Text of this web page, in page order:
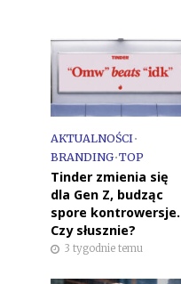
AKTUALNOŚCI•
BRANDING•TOP
Tinder zmienia się
dla Gen Z, budząc
spore kontrowersje.
Czy słusznie?
3 tygodnie temu